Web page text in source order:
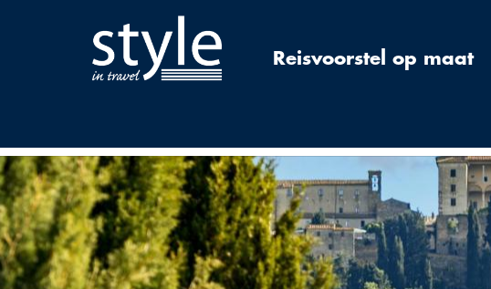
Reisvoorstel op maat